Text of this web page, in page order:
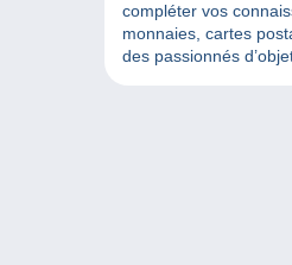
compléter vos
monnaies, cartes
des passionnés